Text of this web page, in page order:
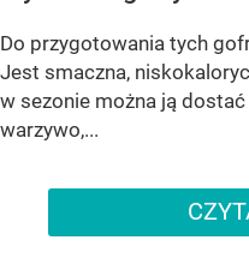
Do przygotowania tych
Jest smaczna,
w sezonie można ją dostać
warzywo,...